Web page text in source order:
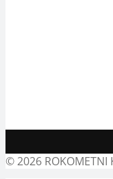
© 2026 ROKOMETNI